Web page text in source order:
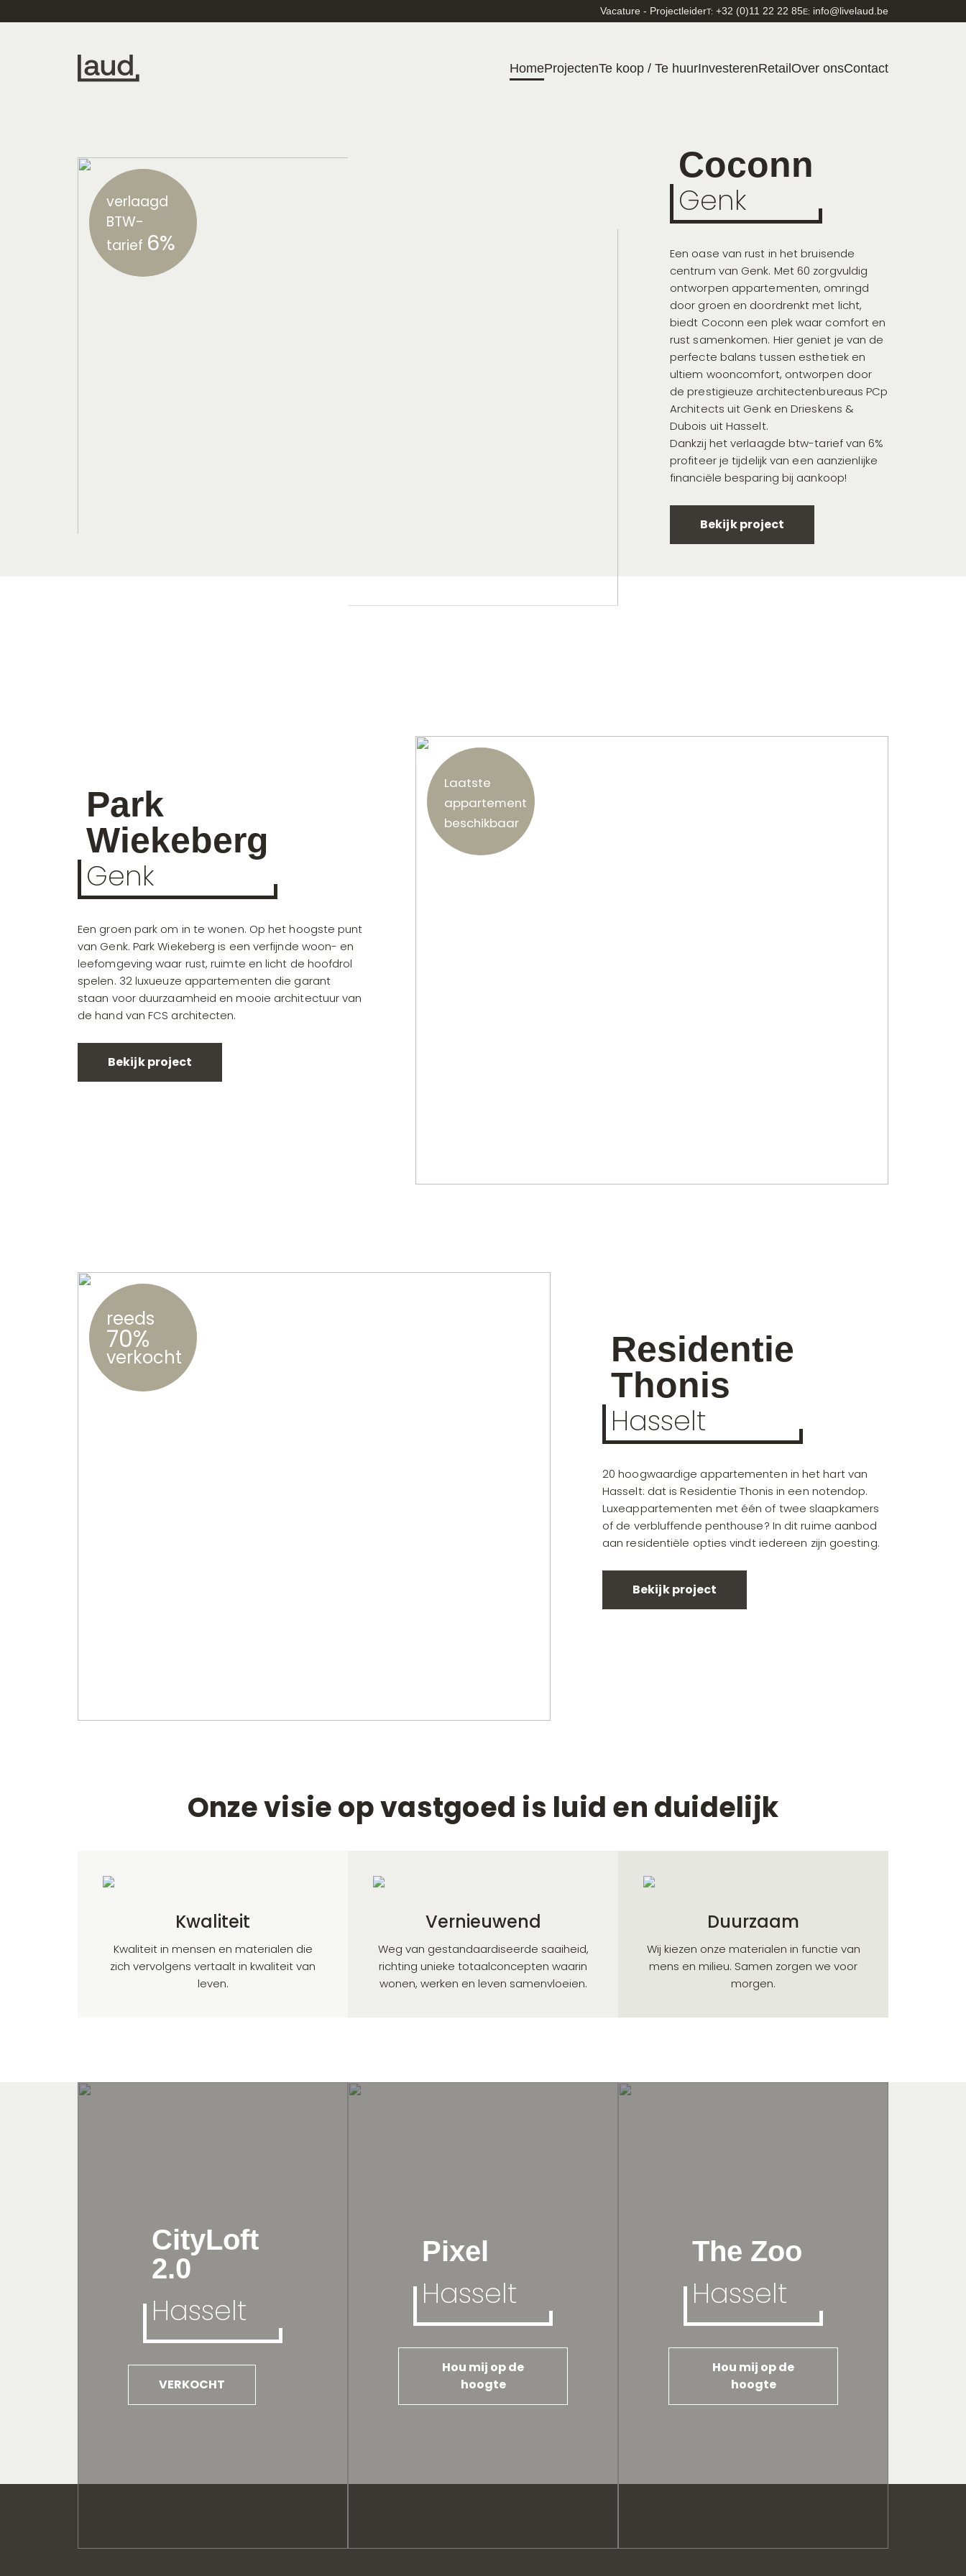
Vacature - ProjectleiderT: +32 (0)11 22 22 85E: info@livelaud.be
HomeProjectenTe koop / Te huurInvesterenRetail Over onsContact
Laud
verlaagd
BTW-
tarief 6%
Coconn
Genk
Een oase van rust in het bruisende
centrum van Genk. Met 60 zorgvuldig
ontworpen appartementen, omringd
door groen en doordrenkt met licht,
biedt Coconn een plek waar comfort en
rust samenkomen. Hier geniet je van de
perfecte balans tussen esthetiek en
ultiem wooncomfort, ontworpen door
de prestigieuze architectenbureausPCp
Architects uit Genk enDrieskens &
Dubois uit Hasselt.
Dankzij het verlaagde btw-tarief van 6%
profiteer je tijdelijk van een aanzienlijke
financiële besparing bij aankoop!
Bekijk project
Laatste
appartement
beschikbaar
Park
Wiekeberg
Genk
Een groen park om in te wonen. Op het hoogste punt
van Genk. Park Wiekeberg is een verfijnde woon- en
leefomgeving waar rust, ruimte en licht de hoofdrol
spelen. 32 luxueuze appartementen die garant
staan voor duurzaamheid en mooie architectuur van
de hand van FCS architecten.
Bekijk project
reeds
70%
verkocht
Residentie
Thonis
Hasselt
20 hoogwaardige appartementen in het hart van
Hasselt: dat is Residentie Thonis in een notendop.
Luxeappartementen met één of twee slaapkamers
of de verbluffende penthouse? In dit ruime aanbod
aan residentiële opties vindt iedereen zijn goesting.
Bekijk project
Onze visie op vastgoed is luid en duidelijk
Kwaliteit
Kwaliteit in mensen en materialen die
zich vervolgens vertaalt in kwaliteit van
leven.
Vernieuwend
Weg van gestandaardiseerde saaiheid,
richting unieke totaalconcepten waarin
wonen, werken en leven samenvloeien.
Duurzaam
Wij kiezen onze materialen in functie van
mens en milieu. Samen zorgen we voor
morgen.
CityLoft
2.0
Hasselt
VERKOCHT
Pixel
Hasselt
Hou mij op de
hoogte
The Zoo
Hasselt
Hou mij op de
hoogte